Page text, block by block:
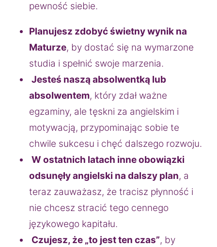
pewność siebie.
Planujesz zdobyć świetny wynik na
Maturze, by dostać się na wymarzone
studia i spełnić swoje marzenia.
Jesteś naszą absolwentką lub
absolwentem, który zdał ważne
egzaminy, ale tęskni za angielskim i
motywacją, przypominając sobie te
chwile sukcesu i chęć dalszego rozwoju.
W ostatnich latach inne obowiązki
odsunęły angielski na dalszy plan, a
teraz zauważasz, że tracisz płynność i
nie chcesz stracić tego cennego
językowego kapitału.
Czujesz, że „to jest ten czas”, by